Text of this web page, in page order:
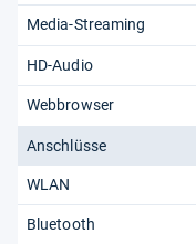
Media-Streaming
HD-Audio
Webbrowser
Anschlüsse
WLAN
Bluetooth